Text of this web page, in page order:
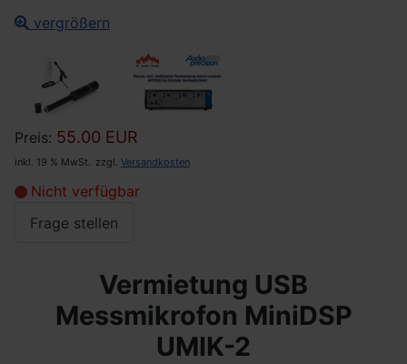
vergrößern
Preis: 55.00 EUR
inkl. 19 % MwSt. zzgl. Versandkosten
Nicht verfügbar
Frage stellen
Vermietung USB
Messmikrofon MiniDSP
UMIK-2